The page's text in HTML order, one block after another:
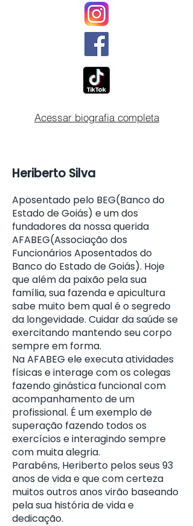
Acessar biografia completa
Heriberto Silva
Aposentado pelo BEG(Banco do
Estado de Goiás) e um dos
fundadores da nossa querida
AFABEG(Associação dos
Funcionários Aposentados do
Banco do Estado de Goiás). Hoje
que além da paixão pela sua
família, sua fazenda e apicultura
sabe muito bem qual é o segredo
da longevidade. Cuidar da saúde se
exercitando mantendo seu corpo
sempre em forma.
Na AFABEG ele executa atividades
físicas e interage com os colegas
fazendo ginástica funcional com
acompanhamento de um
profissional. É um exemplo de
superação fazendo todos os
exercícios e interagindo sempre
com muita alegria.
Parabéns, Heriberto pelos seus 93
anos de vida e que com certeza
muitos outros anos virão baseando
pela sua história de vida e
dedicação.